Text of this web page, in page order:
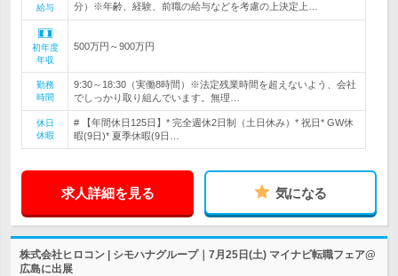
給与
分）※年齢、経験、前職の給与などを考慮の上決定上…
初年度
年収
500万円～900万円
勤務
時間
9:30～18:30（実働8時間）※法定残業時間を超えないよう、会社
でしっかり取り組んでいます。無理…
休日
休暇
# 【年間休日125日】* 完全週休2日制（土日休み）* 祝日* GW休
暇(9日)* 夏季休暇(9日…
求人詳細を見る 気になる
株式会社ヒロコン | シモハナグループ｜7月25日(土) マイナビ転職フェア@
広島に出展